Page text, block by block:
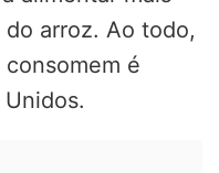
arroz. Ao todo,
é